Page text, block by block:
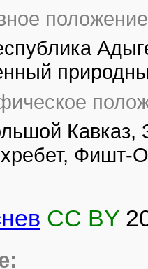
хребет, Фишт-
CC BY